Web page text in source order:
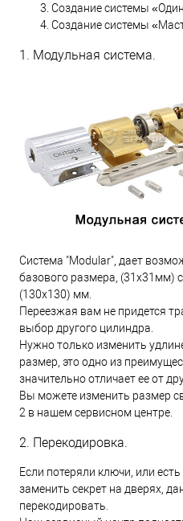
Создание системы
Создание системы
1. Модульная система.
Система "Modular", дает
базового размера, (31х31мм)
(130х130) мм.
Переезжая вам не придется
выбор другого цилиндра.
Нужно только изменить
размер, это одно из
значительно отличает ее от
Вы можете изменить размер
2 в нашем сервисном центре.
2. Перекодировка.
Если потеряли ключи, или
заменить секрет на дверях,
перекодировать.